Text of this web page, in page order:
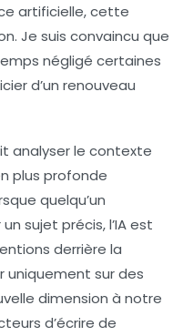
artificielle, cette
Je suis convaincu que
négligé certaines
d’un renouveau
analyser le contexte
plus profonde
quelqu’un
sujet précis, l’IA est
derrière la
sur des
dimension à notre
d’écrire de